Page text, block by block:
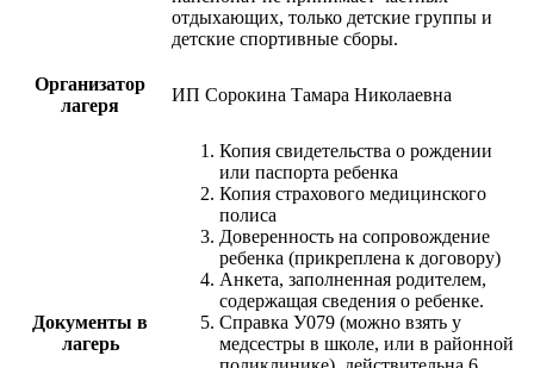
отдыхающих, только детские группы и
детские спортивные сборы.
Организатор
лагеря
ИП Сорокина Тамара Николаевна
Документы в
лагерь
Копия свидетельства о рождении
или паспорта ребенка
Копия страхового медицинского
полиса
Доверенность на сопровождение
ребенка (прикреплена к договору)
Анкета, заполненная родителем,
содержащая сведения о ребенке.
Справка У079 (можно взять у
медсестры в школе, или в районной